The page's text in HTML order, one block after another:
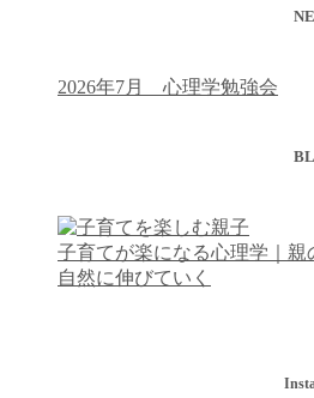
2026年7月 心理学勉強会
子育てが楽になる心理学｜
自然に伸びていく